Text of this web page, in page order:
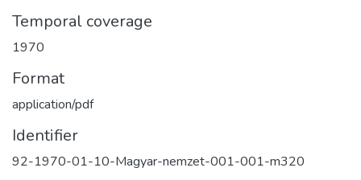
Temporal coverage
1970
Format
application/pdf
Identifier
92-1970-01-10-Magyar-nemzet-001-001-m320